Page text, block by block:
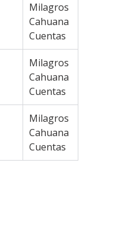
Milagros
Cahuana
Cuentas
Milagros
Cahuana
Cuentas
Milagros
Cahuana
Cuentas